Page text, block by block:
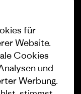
für
Website.
Cookies
und
Werbung.